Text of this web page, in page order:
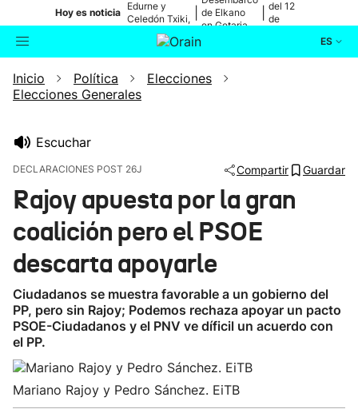
Hoy es noticia
Edurne y
Celedón Txiki,
en directo
de Elkano
en Getaria
del 12
de
ES
Buscador Actualidad
Ikusmiran
Eguraldia
Inicio Política
Elecciones
Elecciones Generales
Escuchar
DECLARACIONES POST 26J Compartir Guardar
Rajoy apuesta por la gran
coalición pero el PSOE
descarta apoyarle
Ciudadanos se muestra favorable a un gobierno del
PP, pero sin Rajoy; Podemos rechaza apoyar un pacto
PSOE-Ciudadanos y el PNV ve díficil un acuerdo con
el PP.
Mariano Rajoy y Pedro Sánchez. EiTB